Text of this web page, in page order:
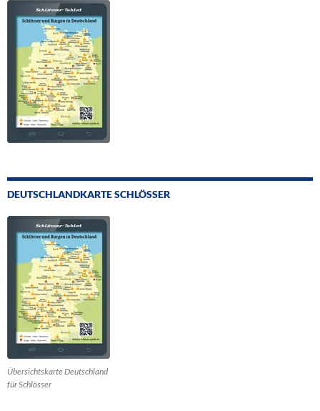
DEUTSCHLANDKARTE SCHLÖSSER
Übersichtskarte Deutschland
für Schlösser